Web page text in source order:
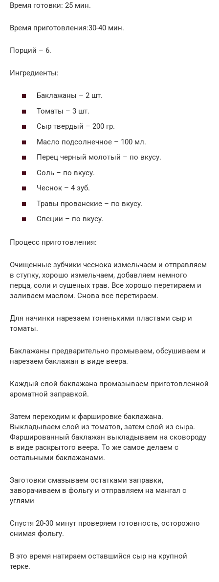
Время готовки: 25 мин.
Время приготовления:30-40 мин.
Порций – 6.
Ингредиенты:
Баклажаны – 2 шт.
Томаты – 3 шт.
Сыр твердый – 200 гр.
Масло подсолнечное – 100 мл.
Перец черный молотый – по вкусу.
Соль – по вкусу.
Чеснок – 4 зуб.
Травы прованские – по вкусу.
Специи – по вкусу.
Процесс приготовления:
Очищенные зубчики чеснока измельчаем и отправляем
в ступку, хорошо измельчаем, добавляем немного
перца, соли и сушеных трав. Все хорошо перетираем и
заливаем маслом. Снова все перетираем.
Для начинки нарезаем тоненькими пластами сыр и
томаты.
Баклажаны предварительно промываем, обсушиваем и
нарезаем баклажан в виде веера.
Каждый слой баклажана промазываем приготовленной
ароматной заправкой.
Затем переходим к фаршировке баклажана.
Выкладываем слой из томатов, затем слой из сыра.
Фаршированный баклажан выкладываем на сковороду
в виде раскрытого веера. То же самое делаем с
остальными баклажанами.
Заготовки смазываем остатками заправки,
заворачиваем в фольгу и отправляем на мангал с
углями
Спустя 20-30 минут проверяем готовность, осторожно
снимая фольгу.
В это время натираем оставшийся сыр на крупной
терке.